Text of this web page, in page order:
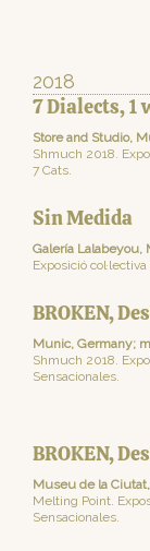
2018
7 Dialects, 1
Store and Studio,
Shmuch 2018.
7 Cats.
Sin Medida
Galería Lalabeyou,
Exposició
BROKEN,
Munic, Germany;
Shmuch 2018.
Sensacionales.
BROKEN,
Museu de la
Melting Point.
Sensacionales.